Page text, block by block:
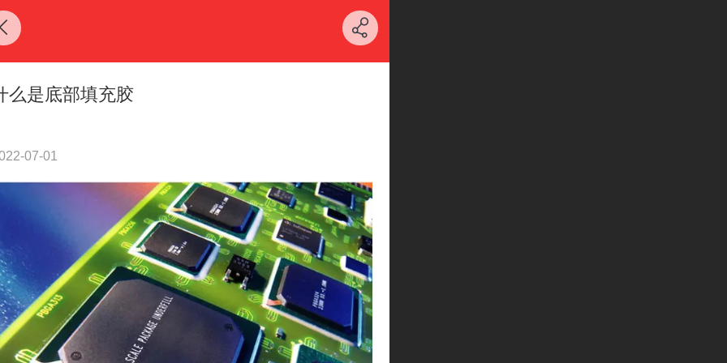
么是底部填充胶
07-01